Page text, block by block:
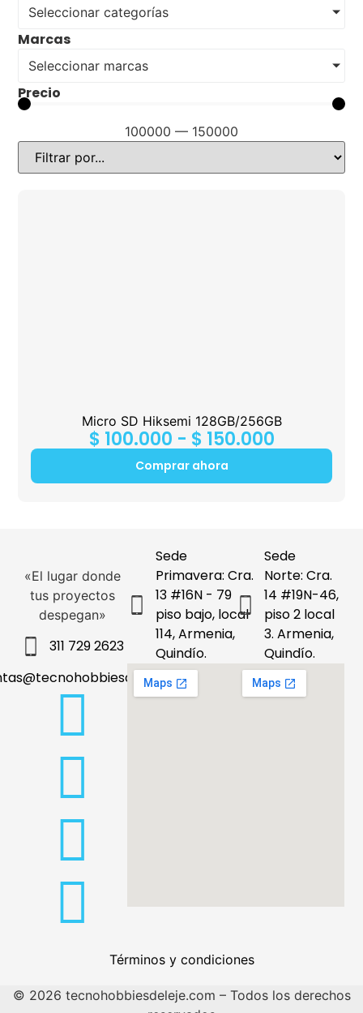
Seleccionar categorías
Marcas
Seleccionar marcas
Precio
100000 — 150000
Micro SD Hiksemi 128GB/256GB
$ 100.000 - $ 150.000
Comprar ahora
«El lugar donde
tus proyectos
despegan»
311 729 2623
Sede
Primavera: Cra.
13 #16N - 79
piso bajo, local
114, Armenia,
Quindío.
Sede
Norte: Cra.
14 #19N-46,
piso 2 local
3. Armenia,
Quindío.
Términos y condiciones
© 2026 tecnohobbiesdeleje.com – Todos los derechos